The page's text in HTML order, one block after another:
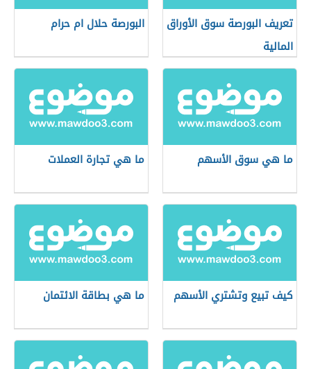
تعريف البورصة سوق الأوراق
المالية
البورصة حلال ام حرام
ما هي سوق الأسهم ما هي تجارة العملات
كيف تبيع وتشتري الأسهم ما هي بطاقة الائتمان